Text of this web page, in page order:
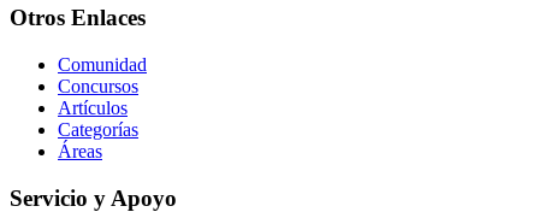
Otros Enlaces
Comunidad
Concursos
Artículos
Categorías
Áreas
Servicio y Apoyo